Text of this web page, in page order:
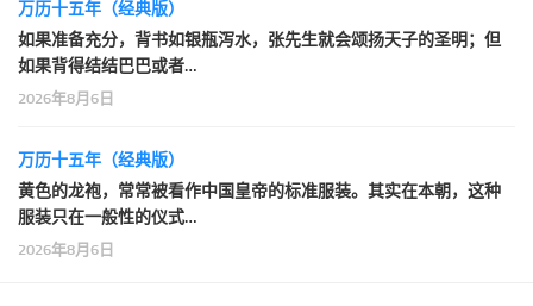
万历十五年（经典版）
如果准备充分，背书如银瓶泻水，张先生就会颂扬天子的圣明；但
如果背得结结巴巴或者…
2026年8月6日
万历十五年（经典版）
黄色的龙袍，常常被看作中国皇帝的标准服装。其实在本朝，这种
服装只在一般性的仪式…
2026年8月6日